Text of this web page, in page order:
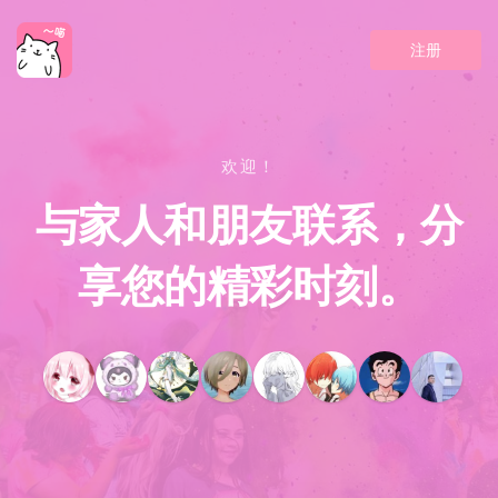
注册
欢迎！
与家人和朋友联系，分
享您的精彩时刻。